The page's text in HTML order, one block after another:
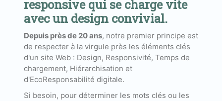
responsive qui se charge vite
avec un design convivial.
Depuis près de 20 ans, notre premier principe est
de respecter à la virgule près les éléments clés
d'un site Web : Design, Responsivité, Temps de
chargement, Hiérarchisation et
d'EcoResponsabilité digitale.
Si besoin, pour déterminer les mots clés ou les